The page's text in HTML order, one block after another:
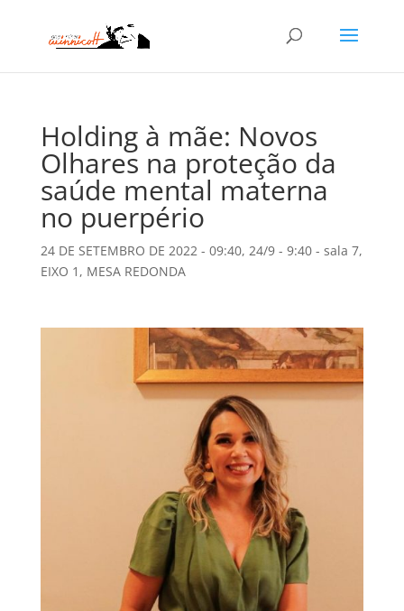
Holding à mãe: Novos
Olhares na proteção da
saúde mental materna
no puerpério
24 DE SETEMBRO DE 2022 - 09:40, 24/9 - 9:40 - sala 7,
EIXO 1 , MESA REDONDA